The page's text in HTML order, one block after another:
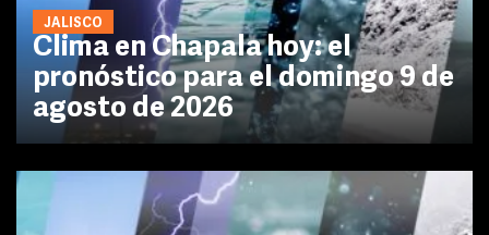
JALISCO
Clima en Chapala hoy: el
pronóstico para el domingo 9 de
agosto de 2026